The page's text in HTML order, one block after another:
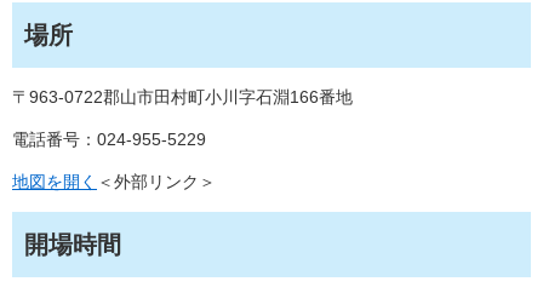
場所
〒963-0722郡山市田村町小川字石淵166番地
電話番号：024-955-5229
地図を開く ＜外部リンク＞
開場時間